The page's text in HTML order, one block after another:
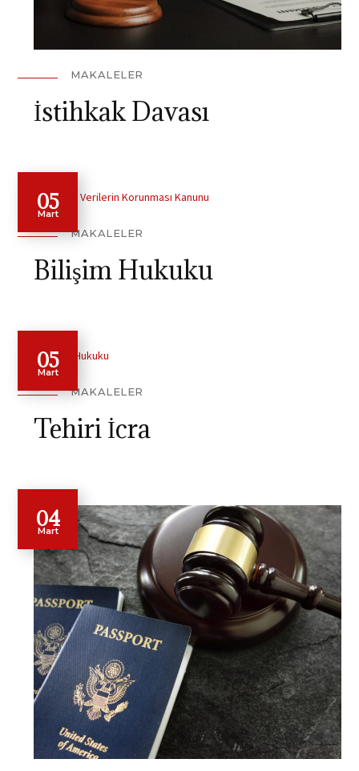
MAKALELER
İstihkak Davası
05
Mart
MAKALELER
Bilişim Hukuku
05
Mart
MAKALELER
Tehiri İcra
04
Mart